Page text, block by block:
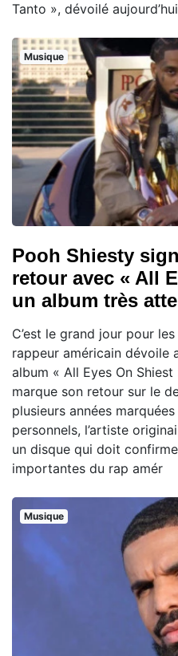
Tanto », dévoilé
Musique
Pooh Shiesty
retour avec « All
un album très
C’est le grand jour pour
rappeur américain dévoile
album « All Eyes On
marque son retour sur le
plusieurs années
personnels, l’artiste
un disque qui doit
importantes du rap amér
Musique